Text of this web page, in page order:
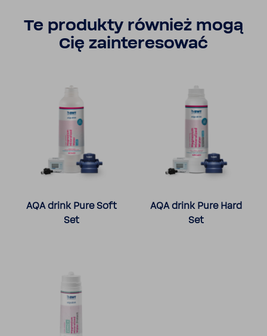
Te produkty również mogą
Cię zain­te­re­sować
AQA drink Pure Soft
Set
AQA drink Pure Hard
Set